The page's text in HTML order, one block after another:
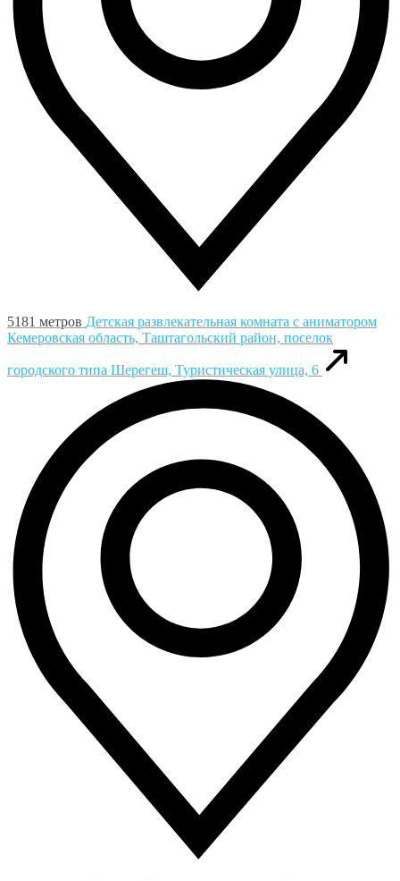
5181 метров Детская развлекательная комната с аниматором
Кемеровская область, Таштагольский район, поселок
городского типа Шерегеш, Туристическая улица, 6